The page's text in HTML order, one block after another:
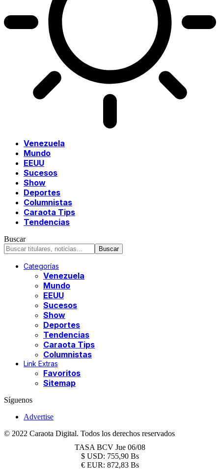
Venezuela
Mundo
EEUU
Sucesos
Show
Deportes
Columnistas
Caraota Tips
Tendencias
Buscar
Categorías
Venezuela
Mundo
EEUU
Sucesos
Show
Deportes
Tendencias
Caraota Tips
Columnistas
Link Extras
Favoritos
Sitemap
Síguenos
Advertise
© 2022 Caraota Digital. Todos los derechos reservados
TASA BCV Jue 06/08
$ USD: 755,90 Bs
€ EUR: 872,83 Bs